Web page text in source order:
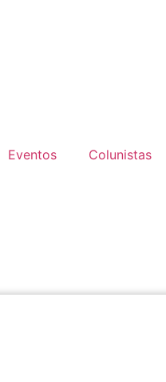
Eventos Colunistas